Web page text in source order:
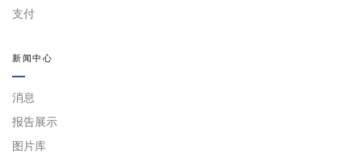
支付
新闻中心
消息
报告展示
图片库